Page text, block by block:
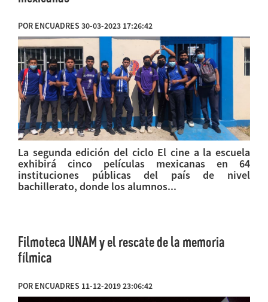
POR ENCUADRES 30-03-2023 17:26:42
La segunda edición del ciclo El cine a la escuela
exhibirá cinco películas mexicanas en 64
instituciones públicas del país de nivel
bachillerato, donde los alumnos...
Filmoteca UNAM y el rescate de la memoria
fílmica
POR ENCUADRES 11-12-2019 23:06:42